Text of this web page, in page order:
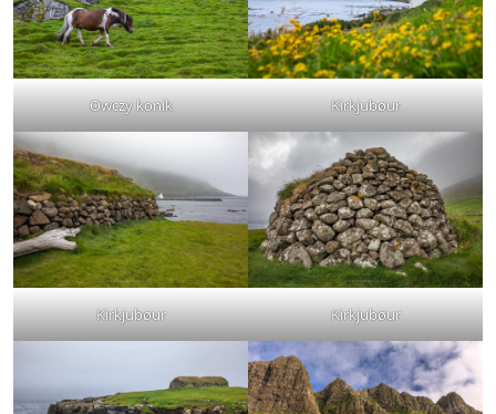
Owczy konik Kirkjubøur
Kirkjubøur Kirkjubøur